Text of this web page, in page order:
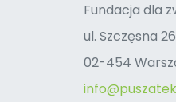
Fundacja dla
ul. Szczęsna 26
02-454